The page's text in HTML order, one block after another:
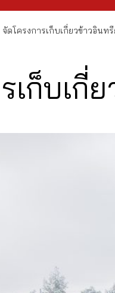
จัดโครงการเก็บเกี่ยวข้าวอินท
เก็บเกี่